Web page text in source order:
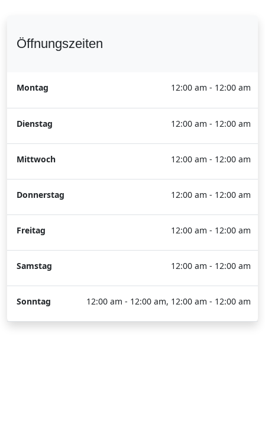
Öffnungszeiten
Montag 12:00 am - 12:00 am
Dienstag 12:00 am - 12:00 am
Mittwoch 12:00 am - 12:00 am
Donnerstag 12:00 am - 12:00 am
Freitag 12:00 am - 12:00 am
Samstag 12:00 am - 12:00 am
Sonntag 12:00 am - 12:00 am, 12:00 am - 12:00 am